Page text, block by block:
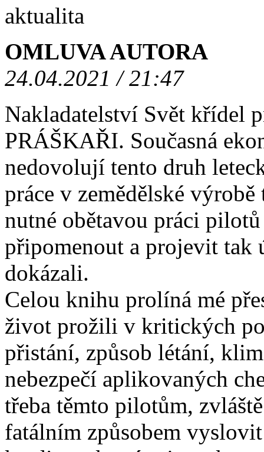
aktualita
OMLUVA AUTORA
24.04.2021 / 21:47
Nakladatelství Svět křídel
PRÁŠKAŘI. Současná
nedovolují tento druh
práce v zemědělské
nutné obětavou práci
připomenout a projevit tak
dokázali.
Celou knihu prolíná mé
život prožili v kritických
přistání, způsob létání,
nebezpečí aplikovaných
třeba těmto pilotům,
fatálním způsobem